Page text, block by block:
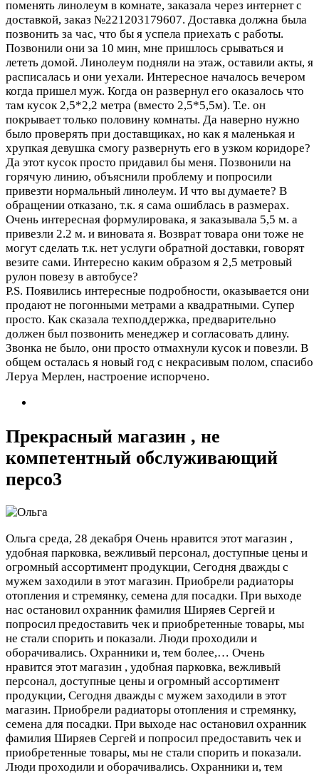
поменять линолеум в комнате, заказала через интернет с
доставкой, заказ №221203179607. Доставка должна была
позвонить за час, что бы я успела приехать с работы.
Позвонили они за 10 мин, мне пришлось срываться и
лететь домой. Линолеум подняли на этаж, оставили акты, я
расписалась и они уехали. Интересное началось вечером
когда пришел муж. Когда он развернул его оказалось что
там кусок 2,5*2,2 метра (вместо 2,5*5,5м). Т.е. он
покрывает только половину комнаты. Да наверно нужно
было проверять при доставщиках, но как я маленькая и
хрупкая девушка смогу развернуть его в узком коридоре?
Да этот кусок просто придавил бы меня. Позвонили на
горячую линию, объяснили проблему и попросили
привезти нормальный линолеум. И что вы думаете? В
обращении отказано, т.к. я сама ошиблась в размерах.
Очень интересная формулировака, я заказывала 5,5 м. а
привезли 2.2 м. и виновата я. Возврат товара они тоже не
могут сделать т.к. нет услуги обратной доставки, говорят
везите сами. Интересно каким образом я 2,5 метровый
рулон повезу в автобусе?
P.S. Появились интересные подробности, оказывается они
продают не погонными метрами а квадратными. Супер
просто. Как сказала техподдержка, предварительно
должен был позвонить менеджер и согласовать длину.
Звонка не было, они просто отмахнули кусок и повезли. В
общем осталась я новый год с некрасивым полом, спасибо
Леруа Мерлен, настроение испорчено.
Прекрасный магазин , не
компетентный обслуживающий
персо3
Ольга среда, 28 декабря Очень нравится этот магазин ,
удобная парковка, вежливый персонал, доступные цены и
огромный ассортимент продукции, Сегодня дважды с
мужем заходили в этот магазин. Приобрели радиаторы
отопления и стремянку, семена для посадки. При выходе
нас остановил охранник фамилия Ширяев Сергей и
попросил предоставить чек и приобретенные товары, мы
не стали спорить и показали. Люди проходили и
оборачивались. Охранники и, тем более,… Очень
нравится этот магазин , удобная парковка, вежливый
персонал, доступные цены и огромный ассортимент
продукции, Сегодня дважды с мужем заходили в этот
магазин. Приобрели радиаторы отопления и стремянку,
семена для посадки. При выходе нас остановил охранник
фамилия Ширяев Сергей и попросил предоставить чек и
приобретенные товары, мы не стали спорить и показали.
Люди проходили и оборачивались. Охранники и, тем